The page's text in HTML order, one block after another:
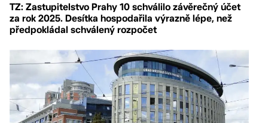
TZ: Zastupitelstvo Prahy 10 schválilo závěrečný účet
za rok 2025. Desítka hospodařila výrazně lépe, než
předpokládal schválený rozpočet